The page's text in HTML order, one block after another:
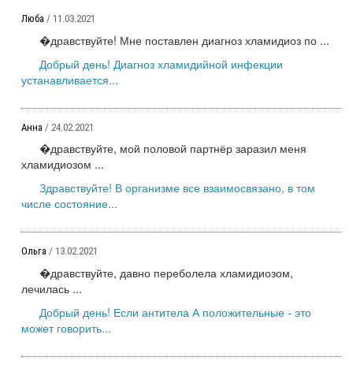
Люба / 11.03.2021
�дравствуйте! Мне поставлен диагноз хламидиоз по ...
Добрый день! Диагноз хламидийной инфекции
устанавливается...
Анна / 24.02.2021
�дравствуйте, мой половой партнёр заразил меня
хламидиозом ...
Здравствуйте! В организме все взаимосвязано, в том
числе состояние...
Ольга / 13.02.2021
�дравствуйте, давно переболела хламидиозом,
лечилась ...
Добрый день! Если антитела А положительные - это
может говорить...